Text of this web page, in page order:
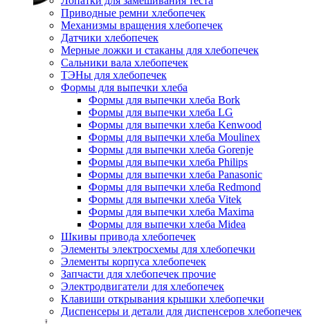
Приводные ремни хлебопечек
Механизмы вращения хлебопечек
Датчики хлебопечек
Мерные ложки и стаканы для хлебопечек
Сальники вала хлебопечек
ТЭНы для хлебопечек
Формы для выпечки хлеба
Формы для выпечки хлеба Bork
Формы для выпечки хлеба LG
Формы для выпечки хлеба Kenwood
Формы для выпечки хлеба Moulinex
Формы для выпечки хлеба Gorenje
Формы для выпечки хлеба Philips
Формы для выпечки хлеба Panasonic
Формы для выпечки хлеба Redmond
Формы для выпечки хлеба Vitek
Формы для выпечки хлеба Maxima
Формы для выпечки хлеба Midea
Шкивы привода хлебопечек
Элементы электросхемы для хлебопечки
Элементы корпуса хлебопечек
Запчасти для хлебопечек прочие
Электродвигатели для хлебопечек
Клавиши открывания крышки хлебопечки
Диспенсеры и детали для диспенсеров хлебопечек